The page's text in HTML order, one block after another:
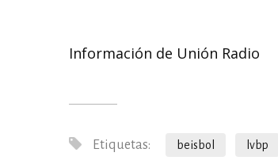
Información de Unión Radio
Etiquetas: beisbol lvbp